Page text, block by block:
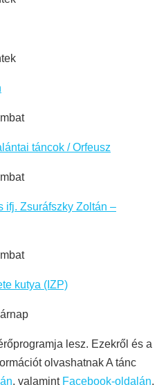
táncok / Orfeusz
ifj. Zsuráfszky Zoltán –
kutya (IZP)
lesz. Ezekről és a
olvashatnakA tánc
, valamint Facebook-oldalán,